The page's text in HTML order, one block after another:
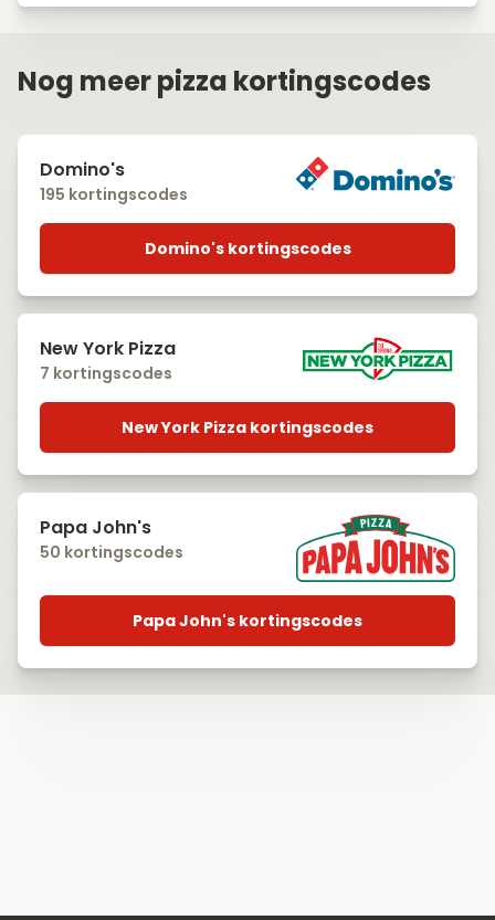
Nog meer pizza kortingscodes
Domino's
195 kortingscodes
Domino's kortingscodes
New York Pizza
7 kortingscodes
New York Pizza kortingscodes
Papa John's
50 kortingscodes
Papa John's kortingscodes